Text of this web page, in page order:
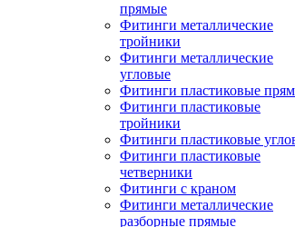
прямые
Фитинги металлические
тройники
Фитинги металлические
угловые
Фитинги пластиковые
Фитинги пластиковые
тройники
Фитинги пластиковые
Фитинги пластиковые
четверники
Фитинги с краном
Фитинги металлические
разборные прямые